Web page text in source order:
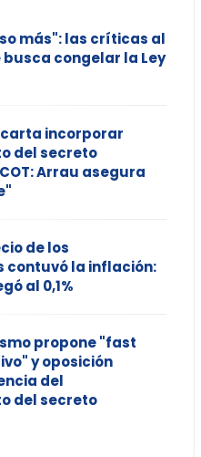
más": las críticas al
congelar la Ley
incorporar
del secreto
Arrau asegura
de los
contuvó la inflación:
al 0,1%
propone "fast
y oposición
del
del secreto